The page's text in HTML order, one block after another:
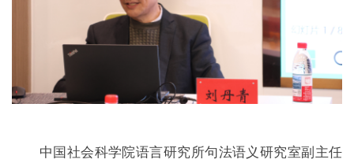
中国社会科学院语言研究所句法语义研究室副主任